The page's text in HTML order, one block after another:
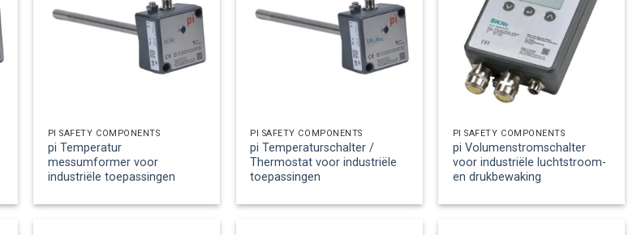
PI SAFETY COMPONENTS
pi Temperatur
messumformer voor
industriële toepassingen
PI SAFETY COMPONENTS
pi Temperaturschalter /
Thermostat voor industriële
toepassingen
PI SAFETY COMPONENTS
pi Volumenstromschalter
voor industriële luchtstroom-
en drukbewaking